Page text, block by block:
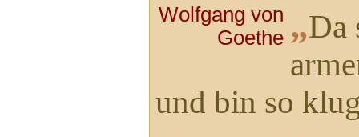
„Da
und bin so